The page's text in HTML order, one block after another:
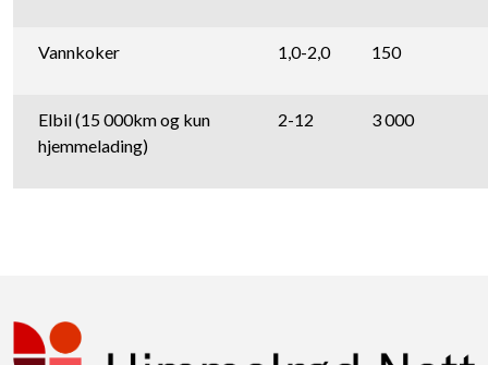
Vannkoker 1,0-2,0 150
Elbil (15 000km og kun
hjemmelading)
2-12 3 000